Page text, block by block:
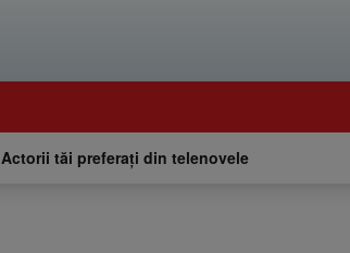
Actorii tăi preferați din telenovele